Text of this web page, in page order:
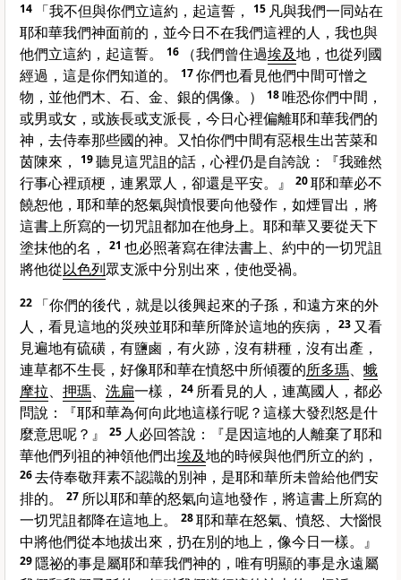
14 「我不但與你們立這約，起這誓， 15 凡與我們一同站在
耶和華我們神面前的，並今日不在我們這裡的人，我也與
他們立這約，起這誓。
16 （我們曾住過埃及地，也從列國
經過，這是你們知道的。
17你們也看見他們中間可憎之
物，並他們木、石、金、銀的偶像。）
18唯恐你們中間，
或男或女，或族長或支派長，今日心裡偏離耶和華我們的
神，去侍奉那些國的神。又怕你們中間有惡根生出苦菜和
茵陳來，
19聽見這咒詛的話，心裡仍是自誇說：『我雖然
行事心裡頑梗，連累眾人，卻還是平安。』
20耶和華必不
饒恕他，耶和華的怒氣與憤恨要向他發作，如煙冒出，將
這書上所寫的一切咒詛都加在他身上。耶和華又要從天下
塗抹他的名，
21 也必照著寫在律法書上、約中的一切咒詛
將他從以色列眾支派中分別出來，使他受禍。
22
「你們的後代，就是以後興起來的子孫，和遠方來的外
人，看見這地的災殃並耶和華所降於這地的疾病，
23 又看
見遍地有硫磺，有鹽鹵，有火跡，沒有耕種，沒有出產，
連草都不生長，好像耶和華在憤怒中所傾覆的所多瑪、 蛾
摩拉、 押瑪、 洗扁一樣， 24 所看見的人，連萬國人，都必
問說：『耶和華為何向此地這樣行呢？這樣大發烈怒是什
麼意思呢？』
25 人必回答說：『是因這地的人離棄了耶和
華他們列祖的神領他們出埃及地的時候與他們所立的約，
26去侍奉敬拜素不認識的別神，是耶和華所未曾給他們安
排的。
27 所以耶和華的怒氣向這地發作，將這書上所寫的
一切咒詛都降在這地上。
28耶和華在怒氣、憤怒、大惱恨
中將他們從本地拔出來，扔在別的地上，像今日一樣。』
29隱祕的事是屬耶和華我們神的，唯有明顯的事是永遠屬